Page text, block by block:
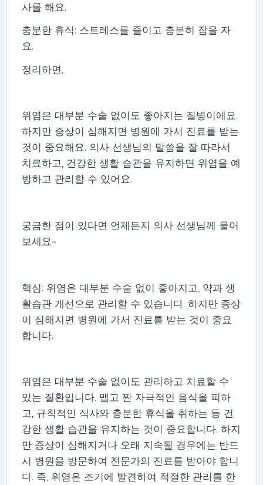
사를 해요.
충분한 휴식: 스트레스를 줄이고 충분히 잠을 자
요.
정리하면,
위염은 대부분 수술 없이도 좋아지는 질병이에요.
하지만 증상이 심해지면 병원에 가서 진료를 받는
것이 중요해요. 의사 선생님의 말씀을 잘 따라서
치료하고, 건강한 생활 습관을 유지하면 위염을 예
방하고 관리할 수 있어요.
궁금한 점이 있다면 언제든지 의사 선생님께 물어
보세요~
핵심: 위염은 대부분 수술 없이 좋아지고, 약과 생
활습관 개선으로 관리할 수 있습니다. 하지만 증상
이 심해지면 병원에 가서 진료를 받는 것이 중요
합니다.
위염은 대부분 수술 없이도 관리하고 치료할 수
있는 질환입니다. 맵고 짠 자극적인 음식을 피하
고, 규칙적인 식사와 충분한 휴식을 취하는 등 건
강한 생활 습관을 유지하는 것이 중요합니다. 하지
만 증상이 심해지거나 오래 지속될 경우에는 반드
시 병원을 방문하여 전문가의 진료를 받아야 합니
다. 즉, 위염은 조기에 발견하여 적절한 관리를 한